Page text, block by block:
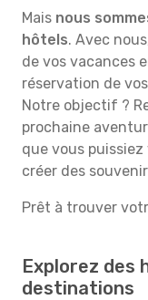
Mais nous
hôtels. Avec
de vos vacances
réservation de
Notre objectif ?
prochaine
que vous
créer des
Prêt à trouver
Explorez des
destinations